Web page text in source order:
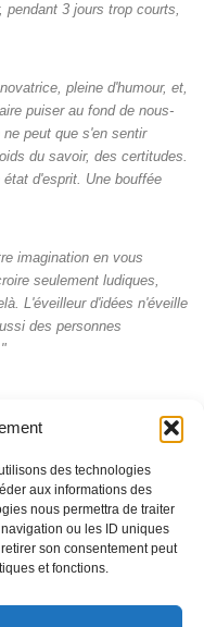
des technologies
aux informations des
nous permettra de traiter
ou les ID uniques
son consentement peut
et fonctions.
pendant 3 jours trop courts,
pleine d'humour, et,
puiser au fond de nous-
peut que s'en sentir
du savoir, des certitudes.
d'esprit. Une bouffée
imagination en vous
seulement ludiques,
L'éveilleur d'idées n'éveille
des personnes